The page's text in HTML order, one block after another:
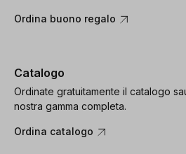
Ordina buono regalo
Catalogo
Ordinate gratuitamente il catalogo
nostra gamma completa.
Ordina catalogo